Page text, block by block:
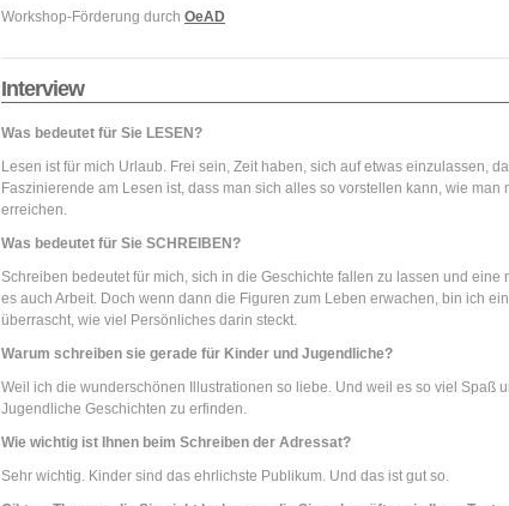
Workshop-Förderung durch OeAD
Interview
Was bedeutet für Sie LESEN?
Lesen ist für mich Urlaub. Frei sein, Zeit haben, sich auf etwas einzulassen,
Faszinierende am Lesen ist, dass man sich alles so vorstellen kann, wie man
erreichen.
Was bedeutet für Sie SCHREIBEN?
Schreiben bedeutet für mich, sich in die Geschichte fallen zu lassen und eine
es auch Arbeit. Doch wenn dann die Figuren zum Leben erwachen, bin ich
überrascht, wie viel Persönliches darin steckt.
Warum schreiben sie gerade für Kinder und Jugendliche?
Weil ich die wunderschönen Illustrationen so liebe. Und weil es so viel Spaß
Jugendliche Geschichten zu erfinden.
Wie wichtig ist Ihnen beim Schreiben der Adressat?
Sehr wichtig. Kinder sind das ehrlichste Publikum. Und das ist gut so.